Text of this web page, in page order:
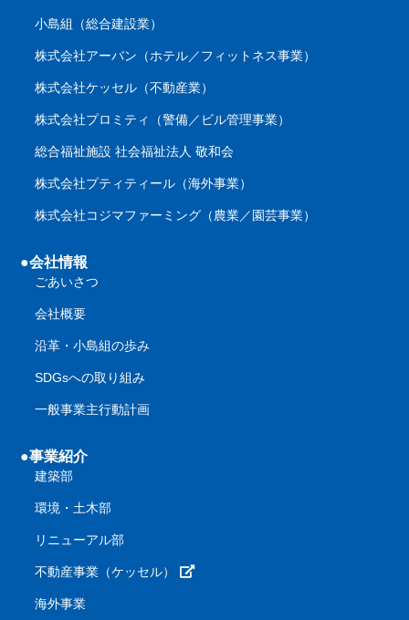
小島組（総合建設業）
株式会社アーバン（ホテル／フィットネス事業）
株式会社ケッセル（不動産業）
株式会社プロミティ（警備／ビル管理事業）
総合福祉施設 社会福祉法人 敬和会
株式会社プティティール（海外事業）
株式会社コジマファーミング（農業／園芸事業）
●会社情報
ごあいさつ
会社概要
沿革・小島組の歩み
SDGsへの取り組み
一般事業主行動計画
●事業紹介
建築部
環境・土木部
リニューアル部
不動産事業（ケッセル）
海外事業